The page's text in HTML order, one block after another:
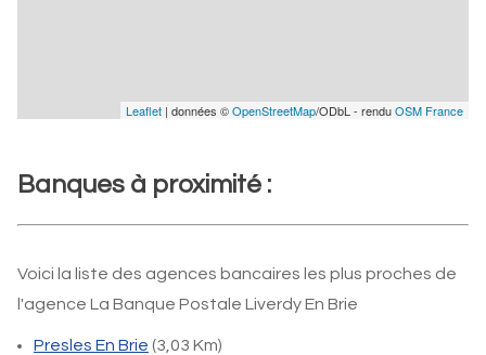
Leaflet | données ©OpenStreetMap/ODbL - renduOSM France
Banques à proximité :
Voici la liste des agences bancaires les plus proches de
l'agence La Banque Postale Liverdy En Brie
Presles En Brie (3,03 Km)